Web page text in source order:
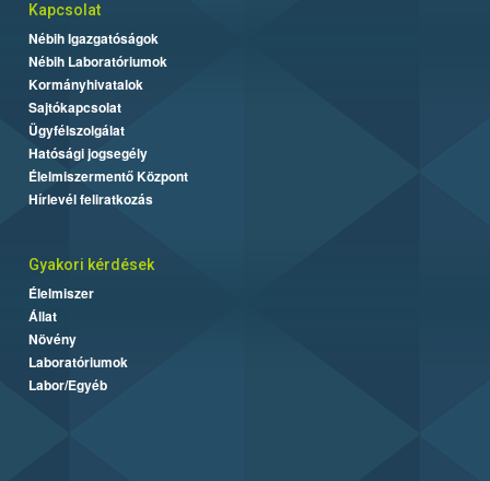
Kapcsolat
Nébih Igazgatóságok
Nébih Laboratóriumok
Kormányhivatalok
Sajtókapcsolat
Ügyfélszolgálat
Hatósági jogsegély
Élelmiszermentő Központ
Hírlevél feliratkozás
Gyakori kérdések
Élelmiszer
Állat
Növény
Laboratóriumok
Labor/Egyéb